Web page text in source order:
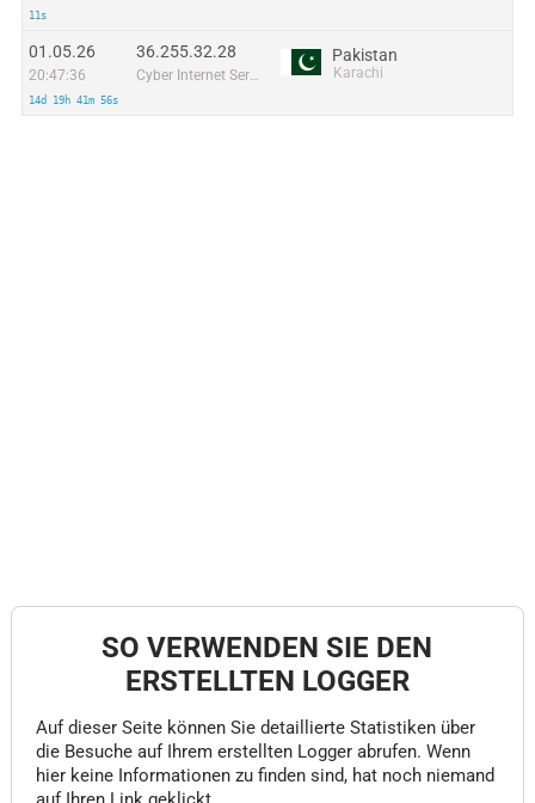
11s
01.05.26
20:47:36
14d 19h 41m 56s
36.255.32.28
Cyber Internet Services Pakistan
Pakistan
Karachi
SO VERWENDEN SIE DEN
ERSTELLTEN LOGGER
Auf dieser Seite können Sie detaillierte Statistiken über
die Besuche auf Ihrem erstellten Logger abrufen. Wenn
hier keine Informationen zu finden sind, hat noch niemand